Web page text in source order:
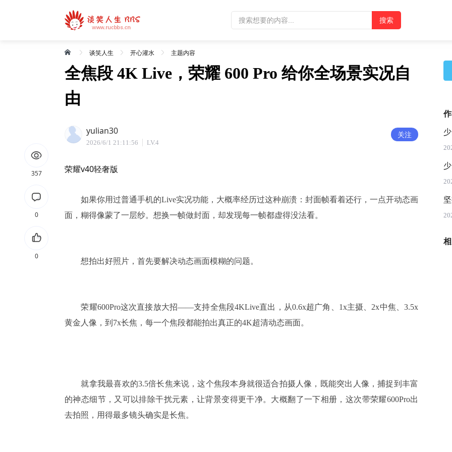
谈笑人生 开心灌水 主题内容
全焦段 4K Live，荣耀 600 Pro 给你全场景实况自
由
yulian30
2026/6/1 21:11:56 LV.4
关注
荣耀v40轻奢版
如果你用过普通手机的Live实况功能，大概率经历过这种崩溃：封面帧看着还行，一点开动态画
面，糊得像蒙了一层纱。想换一帧做封面，却发现每一帧都虚得没法看。
想拍出好照片，首先要解决动态画面模糊的问题。
荣耀600Pro这次直接放大招——支持全焦段4KLive直出，从0.6x超广角、1x主摄、2x中焦、3.5x
黄金人像，到7x长焦，每一个焦段都能拍出真正的4K超清动态画面。
就拿我最喜欢的3.5倍长焦来说，这个焦段本身就很适合拍摄人像，既能突出人像，捕捉到丰富
的神态细节，又可以排除干扰元素，让背景变得更干净。大概翻了一下相册，这次带荣耀600Pro出
去拍照，用得最多镜头确实是长焦。
357
0
0